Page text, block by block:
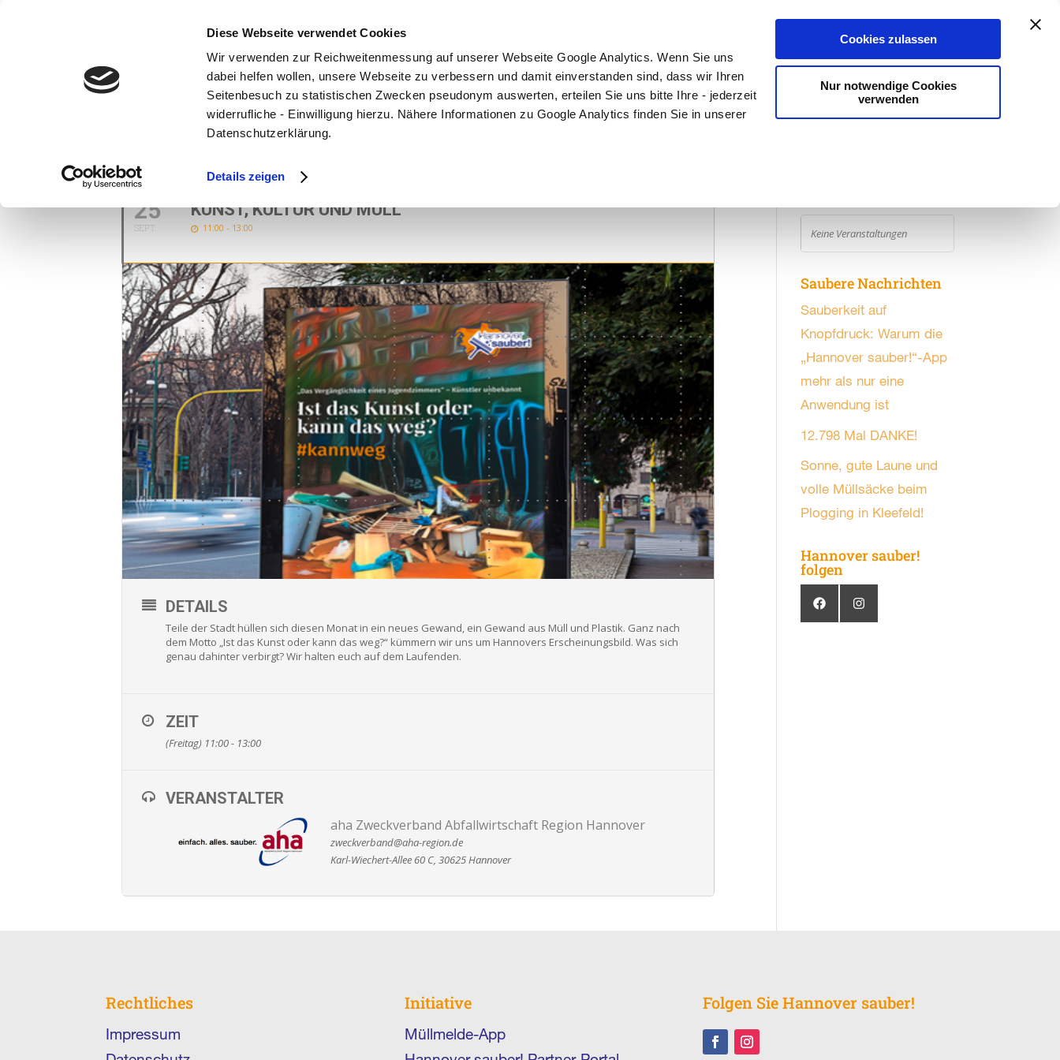
Diese Webseite verwendet Cookies
Wir verwenden zur Reichweitenmessung auf unserer Webseite Google Analytics. Wenn Sie uns
dabei helfen wollen, unsere Webseite zu verbessern und damit einverstanden sind, dass wir Ihren
Seitenbesuch zu statistischen Zwecken pseudonym auswerten, erteilen Sie uns bitte Ihre - jederzeit
widerrufliche - Einwilligung hierzu. Nähere Informationen zu Google Analytics finden Sie in unserer
Datenschutzerklärung.
Details zeigen
Cookies zulassen
Nur notwendige Cookies
verwenden
Mitmachen #kannweg Stadtreinigung
SEPTEMBER, 2020
25
SEPT.
KUNST, KULTUR UND MÜLL
11:00 - 13:00
DETAILS
Teile der Stadt hüllen sich diesen Monat in ein neues Gewand, ein Gewand aus Müll und Plastik. Ganz nach
dem Motto „Ist das Kunst oder kann das weg?“ kümmern wir uns um Hannovers Erscheinungsbild. Was sich
genau dahinter verbirgt? Wir halten euch auf dem Laufenden.
ZEIT
(Freitag) 11:00 - 13:00
VERANSTALTER
aha Zweckverband Abfallwirtschaft Region Hannover
zweckverband@aha-region.de
Karl-Wiechert-Allee 60 C, 30625 Hannover
Keine Veranstaltungen
Saubere Nachrichten
Sauberkeit auf
Knopfdruck: Warum die
„Hannover sauber!“-App
mehr als nur eine
Anwendung ist
12.798 Mal DANKE!
Sonne, gute Laune und
volle Müllsäcke beim
Plogging in Kleefeld!
Hannover sauber!
folgen
Rechtliches
Impressum
Initiative
Müllmelde-App
Folgen Sie Hannover sauber!